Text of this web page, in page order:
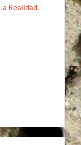
Realidad,